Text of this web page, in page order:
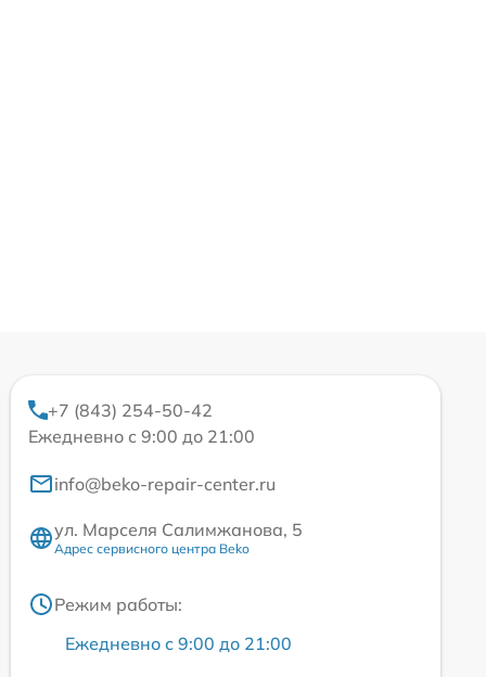
+7 (843) 254-50-42
Ежедневно с 9:00 до 21:00
info@beko-repair-center.ru
ул. Марселя Салимжанова, 5
Адрес сервисного центра Beko
Режим работы:
Ежедневно с 9:00 до 21:00